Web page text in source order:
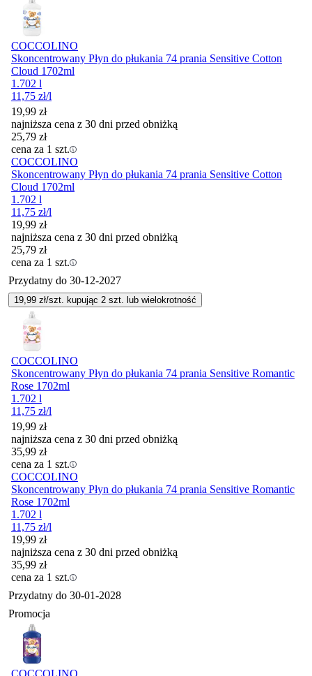
COCCOLINO
Skoncentrowany Płyn do płukania 74 prania Sensitive Cotton
Cloud 1702ml
1.702 l
11,75 zł/l
19,99 zł
najniższa cena z 30 dni przed obniżką
25,79 zł
cena za 1 szt.
COCCOLINO
Skoncentrowany Płyn do płukania 74 prania Sensitive Cotton
Cloud 1702ml
1.702 l
11,75 zł/l
19,99 zł
najniższa cena z 30 dni przed obniżką
25,79 zł
cena za 1 szt.
Przydatny do 30-12-2027
19,99 zł/szt. kupując 2 szt. lub wielokrotność
COCCOLINO
Skoncentrowany Płyn do płukania 74 prania Sensitive Romantic
Rose 1702ml
1.702 l
11,75 zł/l
19,99 zł
najniższa cena z 30 dni przed obniżką
35,99 zł
cena za 1 szt.
COCCOLINO
Skoncentrowany Płyn do płukania 74 prania Sensitive Romantic
Rose 1702ml
1.702 l
11,75 zł/l
19,99 zł
najniższa cena z 30 dni przed obniżką
35,99 zł
cena za 1 szt.
Przydatny do 30-01-2028
Promocja
COCCOLINO